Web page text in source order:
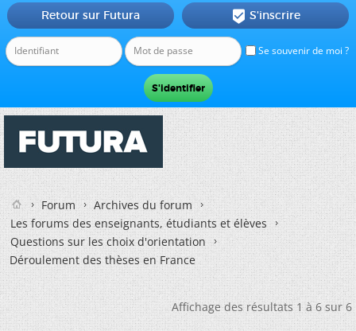
Se souvenir de moi ?
Retour sur Futura  S'inscrire
Forum
Archives du forum
Les forums des enseignants, étudiants et élèves
Questions sur les choix d'orientation
Déroulement des thèses en France
Affichage des résultats 1 à 6 sur 6